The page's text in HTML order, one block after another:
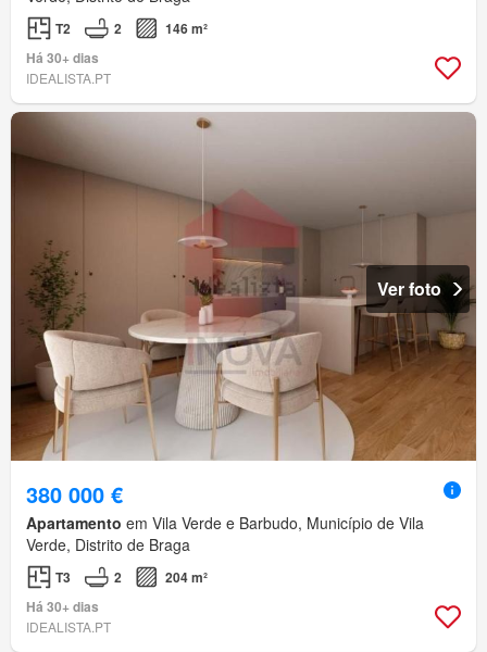
T2 2
146 m²
Há 30+ dias
IDEALISTA.PT
Ver foto
380 000 €
Apartamento em Vila Verde e Barbudo, Município de Vila
Verde, Distrito de Braga
T3 2
204 m²
Há 30+ dias
IDEALISTA.PT